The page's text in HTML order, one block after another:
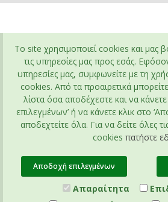
To site χρησιμοποιεί cookies και μας
τις υπηρεσίες μας προς εσάς.
υπηρεσίες μας, συμφωνείτε με τη
cookies. Από τα προαιρετικά
λίστα όσα αποδέχεστε και να
επιλεγμένων’ ή να κάνετε κλικ στο
αποδεχτείτε όλα. Για να δείτε όλες
cookies πατήστε
Αποδοχή επιλεγμένων
Απαραίτητα